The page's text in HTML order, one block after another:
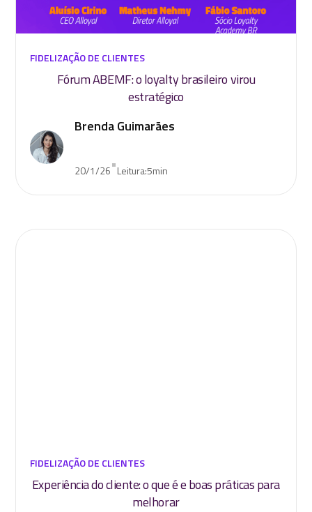
FIDELIZAÇÃO DE CLIENTES
Fórum ABEMF: o loyalty brasileiro virou
estratégico
Brenda Guimarães
20/1/26•Leitura:5min
FIDELIZAÇÃO DE CLIENTES
Experiência do cliente: o que é e boas práticas para
melhorar